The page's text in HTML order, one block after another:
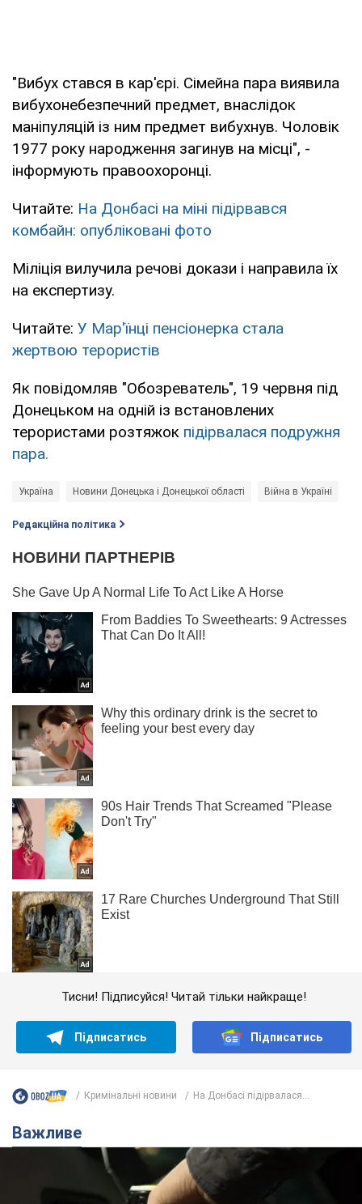
"Вибух стався в кар'єрі. Сімейна пара виявила
вибухонебезпечний предмет, внаслідок
маніпуляцій із ним предмет вибухнув. Чоловік
1977 року народження загинув на місці", -
інформують правоохоронці.
Читайте: На Донбасі на міні підірвався
комбайн: опубліковані фото
Міліція вилучила речові докази і направила їх
на експертизу.
Читайте: У Мар'їнці пенсіонерка стала
жертвою терористів
Як повідомляв "Обозреватель", 19 червня під
Донецьком на одній із встановлених
терористами розтяжок підірвалася подружня
пара.
Україна Новини Донецька і Донецької області Війна в Україні
Редакційна політика
Тисни! Підписуйся! Читай тільки найкраще!
Підписатись Підписатись
Кримінальні новини На Донбасі підірвалася...
Важливе